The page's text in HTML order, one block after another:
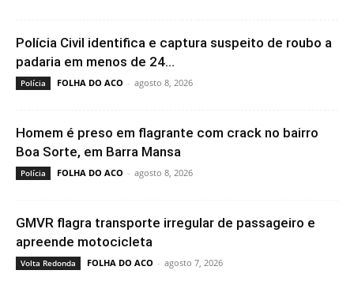
Polícia Civil identifica e captura suspeito de roubo a
padaria em menos de 24...
Polícia FOLHA DO ACO - agosto 8, 2026
Homem é preso em flagrante com crack no bairro
Boa Sorte, em Barra Mansa
Polícia FOLHA DO ACO - agosto 8, 2026
GMVR flagra transporte irregular de passageiro e
apreende motocicleta
Volta Redonda FOLHA DO ACO - agosto 7, 2026